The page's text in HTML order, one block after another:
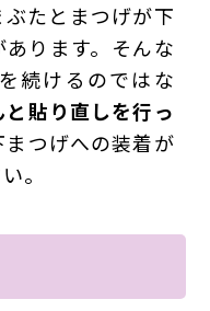
たとまつげが下
ります。そんな
続けるのではな
貼り直しを行っ
つげへの装着が
。